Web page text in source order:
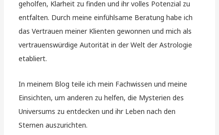
geholfen, Klarheit zu finden und ihr volles Potenzial zu
entfalten. Durch meine einfühlsame Beratung habe ich
das Vertrauen meiner Klienten gewonnen und mich als
vertrauenswürdige Autorität in der Welt der Astrologie
etabliert.
In meinem Blog teile ich mein Fachwissen und meine
Einsichten, um anderen zu helfen, die Mysterien des
Universums zu entdecken und ihr Leben nach den
Sternen auszurichten.